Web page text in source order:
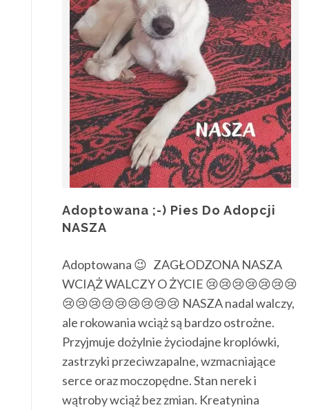
Adoptowana ;-) Pies Do Adopcji
NASZA
Adoptowana 😉 ZAGŁODZONA NASZA
WCIĄŻ WALCZY O ŻYCIE 😢😢😢😢😢😢😢
😢😢😢😢😢😢😢😢😢 NASZA nadal walczy,
ale rokowania wciąż są bardzo ostrożne.
Przyjmuje dożylnie życiodajne kroplówki,
zastrzyki przeciwzapalne, wzmacniające
serce oraz moczopędne. Stan nerek i
wątroby wciąż bez zmian. Kreatynina